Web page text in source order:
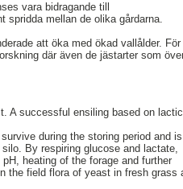
vara bidragande till
spridda mellan de olika gårdarna.
att öka med ökad vallålder.
där även de jästarter som
A successful ensiling based on
during the storing period and is
By respiring glucose and lactate,
heating of the forage and further
the field flora of yeast in fresh grass